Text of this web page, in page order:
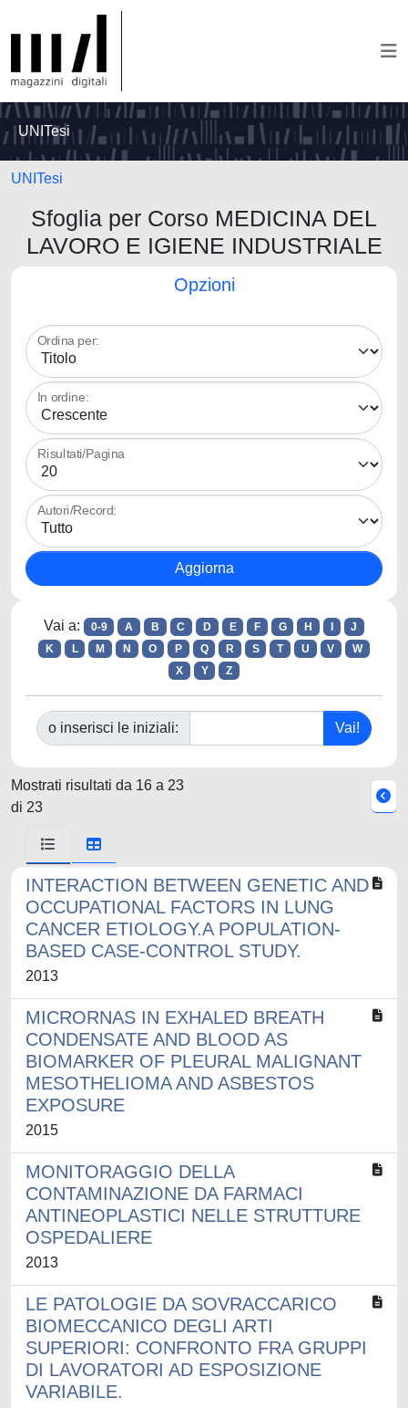
UNITesi
UNITesi
Sfoglia per Corso MEDICINA DEL
LAVORO E IGIENE INDUSTRIALE
Opzioni
Ordina per:
In ordine:
Risultati/Pagina
Autori/Record:
Vai a: 0-9 A B C D E F G H
J
K
L M N O P Q R S T U V
W
X
Y Z
o inserisci le iniziali:
Mostrati risultati da 16 a 23
di 23
INTERACTION BETWEEN GENETIC AND
OCCUPATIONAL FACTORS IN LUNG
CANCER ETIOLOGY.A POPULATION-
BASED CASE-CONTROL STUDY.
2013
MICRORNAS IN EXHALED BREATH
CONDENSATE AND BLOOD AS
BIOMARKER OF PLEURAL MALIGNANT
MESOTHELIOMA AND ASBESTOS
EXPOSURE
2015
MONITORAGGIO DELLA
CONTAMINAZIONE DA FARMACI
ANTINEOPLASTICI NELLE STRUTTURE
OSPEDALIERE
2013
LE PATOLOGIE DA SOVRACCARICO
BIOMECCANICO DEGLI ARTI
SUPERIORI: CONFRONTO FRA GRUPPI
DI LAVORATORI AD ESPOSIZIONE
VARIABILE.